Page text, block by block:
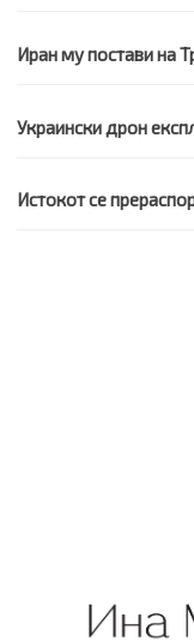
Иран му постави на
Украински дрон
Истокот се